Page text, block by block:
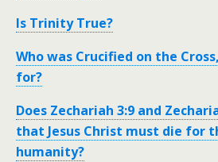
Is Trinity True?
Who was Crucified on the
for?
Does Zechariah 3:9 and
that Jesus Christ must die for
humanity?